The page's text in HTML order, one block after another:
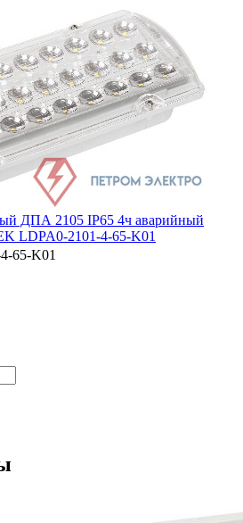
ДПА 2105 IP65 4ч аварийный
LDPA0-2101-4-65-K01
65-K01